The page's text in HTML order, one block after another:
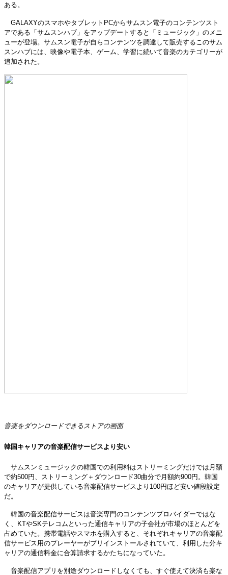
ある。
GALAXYのスマホやタブレットPCからサムスン電子のコンテンツスト
アである「サムスンハブ」をアップデートすると「ミュージック」のメニ
ューが登場。サムスン電子が自らコンテンツを調達して販売するこのサム
スンハブには、映像や電子本、ゲーム、学習に続いて音楽のカテゴリーが
追加された。
音楽をダウンロードできるストアの画面
韓国キャリアの音楽配信サービスより安い
サムスンミュージックの韓国での利用料はストリーミングだけでは月額
で約500円、ストリーミング＋ダウンロード30曲分で月額約900円。韓国
のキャリアが提供している音楽配信サービスより100円ほど安い値段設定
だ。
韓国の音楽配信サービスは音楽専門のコンテンツプロバイダーではな
く、KTやSKテレコムといった通信キャリアの子会社が市場のほとんどを
占めていた。携帯電話やスマホを購入すると、それぞれキャリアの音楽配
信サービス用のプレーヤーがプリインストールされていて、利用した分キ
ャリアの通信料金に合算請求するかたちになっていた。
音楽配信アプリを別途ダウンロードしなくても、すぐ使えて決済も楽な